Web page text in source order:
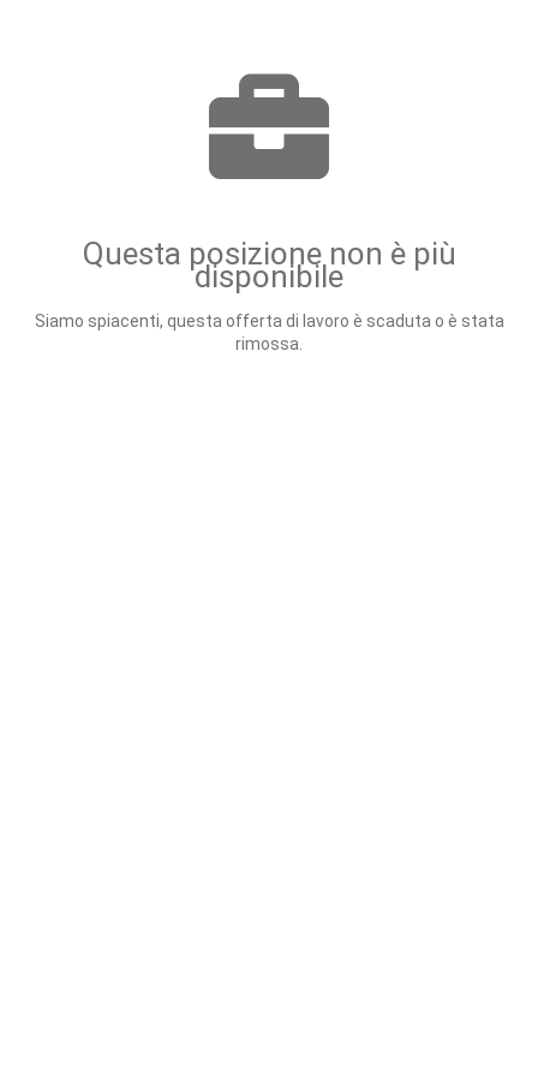
Questa posizione non è più
disponibile
Siamo spiacenti, questa offerta di lavoro è scaduta o è stata
rimossa.